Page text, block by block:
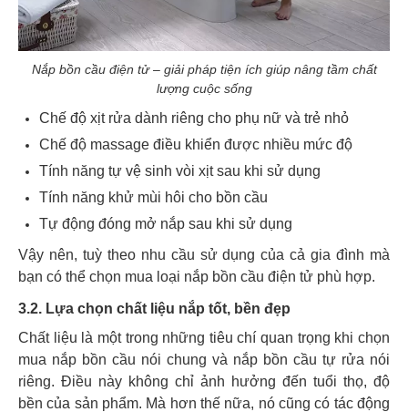
Nắp bồn cầu điện tử – giải pháp tiện ích giúp nâng tầm chất
lượng cuộc sống
Chế độ xịt rửa dành riêng cho phụ nữ và trẻ nhỏ
Chế độ massage điều khiển được nhiều mức độ
Tính năng tự vệ sinh vòi xịt sau khi sử dụng
Tính năng khử mùi hôi cho bồn cầu
Tự động đóng mở nắp sau khi sử dụng
Vậy nên, tuỳ theo nhu cầu sử dụng của cả gia đình mà
bạn có thể chọn mua loại nắp bồn cầu điện tử phù hợp.
3.2. Lựa chọn chất liệu nắp tốt, bền đẹp
Chất liệu là một trong những tiêu chí quan trọng khi chọn
mua nắp bồn cầu nói chung và nắp bồn cầu tự rửa nói
riêng. Điều này không chỉ ảnh hưởng đến tuổi thọ, độ
bền của sản phẩm. Mà hơn thế nữa, nó cũng có tác động